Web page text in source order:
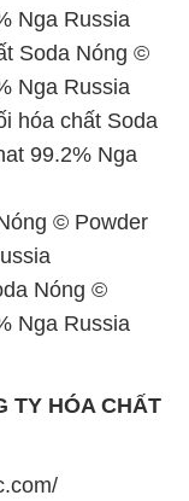
Nga Russia
Soda Nóng ©
Nga Russia
hóa chất Soda
99.2% Nga
© Powder
Nóng ©
Nga Russia
TY HÓA CHẤT